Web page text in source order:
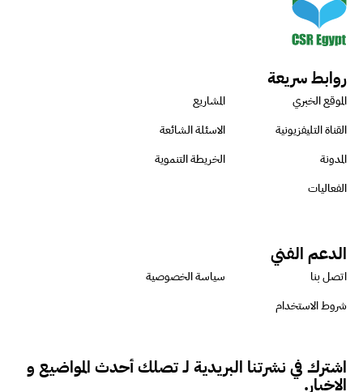
روابط سريعة
الموقع الخبري
المشاريع
القناة التليفزيونية
الاسئلة الشائعة
المدونة
الخريطة التنموية
الفعاليات
الدعم الفني
اتصل بنا
سياسة الخصوصية
شروط الاستخدام
اشترك في نشرتنا البريدية لـ تصلك أحدث المواضيع و
الاخبار.